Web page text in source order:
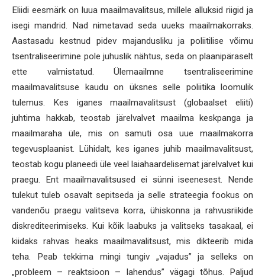
Eliidi eesmärk on luua maailmavalitsus, millele alluksid riigid ja
isegi mandrid. Nad nimetavad seda uueks maailmakorraks.
Aastasadu kestnud pidev majandusliku ja poliitilise võimu
tsentraliseerimine pole juhuslik nähtus, seda on plaanipäraselt
ette valmistatud. Ülemaailmne tsentraliseerimine
maailmavalitsuse kaudu on üksnes selle poliitika loomulik
tulemus. Kes iganes maailmavalitsust (globaalset eliiti)
juhtima hakkab, teostab järelvalvet maailma keskpanga ja
maailmaraha üle, mis on samuti osa uue maailmakorra
tegevusplaanist. Lühidalt, kes iganes juhib maailmavalitsust,
teostab kogu planeedi üle veel laiahaardelisemat järelvalvet kui
praegu. Ent maailmavalitsused ei sünni iseenesest. Nende
tulekut tuleb osavalt sepitseda ja selle strateegia fookus on
vandenõu praegu valitseva korra, ühiskonna ja rahvusriikide
diskrediteerimiseks. Kui kõik laabuks ja valitseks tasakaal, ei
kiidaks rahvas heaks maailmavalitsust, mis dikteerib mida
teha. Peab tekkima mingi tungiv „vajadus” ja selleks on
„probleem – reaktsioon – lahendus” vägagi tõhus. Paljud